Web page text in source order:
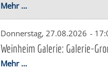
Mehr …
Donnerstag, 27.08.2026 -
Weinheim Galerie: Galerie-
Mehr …